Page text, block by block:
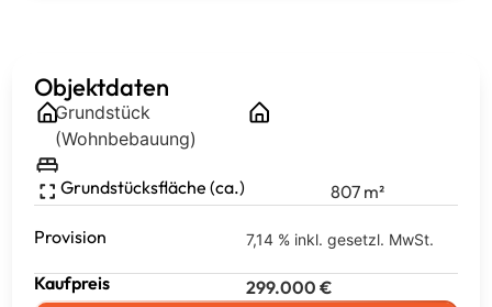
Objektdaten
Grundstück
(Wohnbebauung)
Grundstücksfläche (ca.) 807 m²
Provision 7,14 % inkl. gesetzl. MwSt.
Kaufpreis 299.000 €